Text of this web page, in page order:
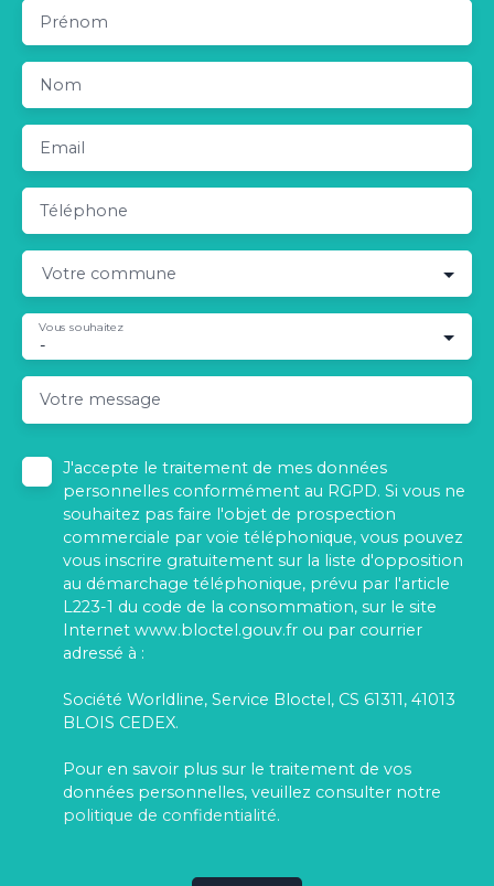
Prénom
Nom
Email
Téléphone
Votre commune
-
Vous souhaitez
Votre message
J'accepte le traitement de mes données
personnelles conformément au RGPD. Si vous ne
souhaitez pas faire l'objet de prospection
commerciale par voie téléphonique, vous pouvez
vous inscrire gratuitement sur la liste d'opposition
au démarchage téléphonique, prévu par l'article
L223-1 du code de la consommation, sur le site
Internet www.bloctel.gouv.fr ou par courrier
adressé à :
Société Worldline, Service Bloctel, CS 61311, 41013
BLOIS CEDEX.
Pour en savoir plus sur le traitement de vos
données personnelles, veuillez consulter notre
politique de confidentialité.